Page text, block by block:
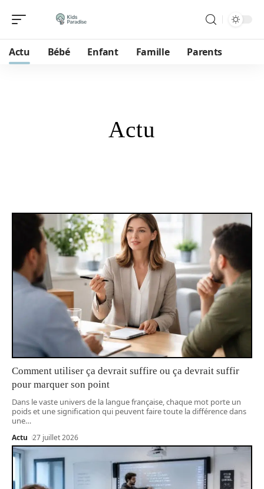
Actu Bébé Enfant Famille Parents
Actu
Comment utiliser ça devrait suffire ou ça devrait suffir
pour marquer son point
Dans le vaste univers de la langue française, chaque mot porte un
poids et une signification qui peuvent faire toute la différence dans
une…
Actu 27 juillet 2026